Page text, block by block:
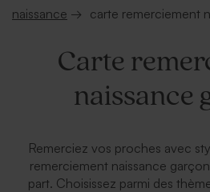
naissance → carte remerciement
Carte
naissance
Remerciez vos proches avec
remerciement naissance
part. Choisissez parmi des